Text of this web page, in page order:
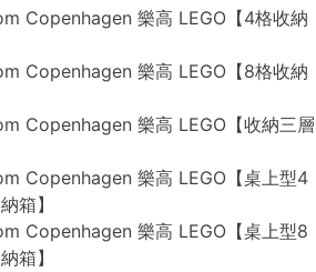
Copenhagen 樂高 LEGO【4格收納
Copenhagen 樂高 LEGO【8格收納
Copenhagen 樂高 LEGO【收納三層
Copenhagen 樂高 LEGO【桌上型4
箱】
Copenhagen 樂高 LEGO【桌上型8
箱】